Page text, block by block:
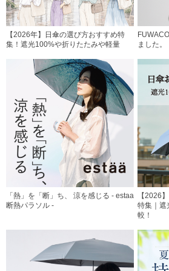
【2026年】日傘の選び方おすすめ特
集！遮光100%や折りたたみや軽量
ました。
「熱」を「断」ち、 涼を感じる - estaa
断熱パラソル -
【2026
特集｜遮
較！